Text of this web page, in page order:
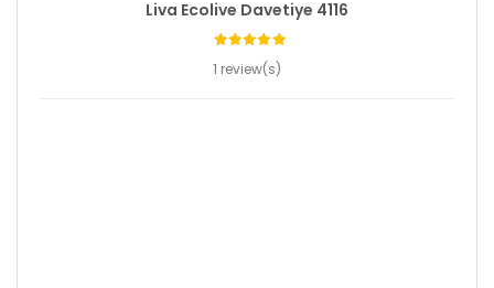
Liva Ecolive Davetiye 4116
1 review(s)